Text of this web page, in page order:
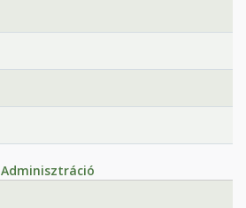
Adminisztráció